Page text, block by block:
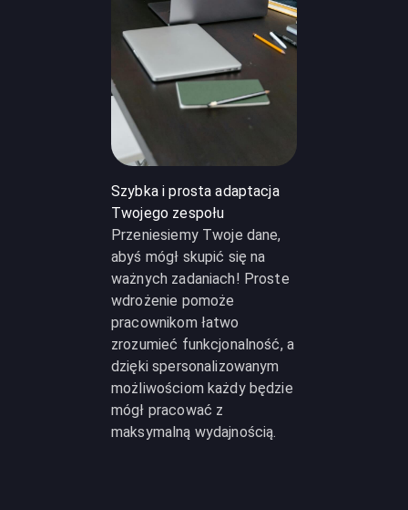
Szybka i prosta adaptacja
Twojego zespołu
Przeniesiemy Twoje dane,
abyś mógł skupić się na
ważnych zadaniach! Proste
wdrożenie pomoże
pracownikom łatwo
zrozumieć funkcjonalność, a
dzięki spersonalizowanym
możliwościom każdy będzie
mógł pracować z
maksymalną wydajnością.